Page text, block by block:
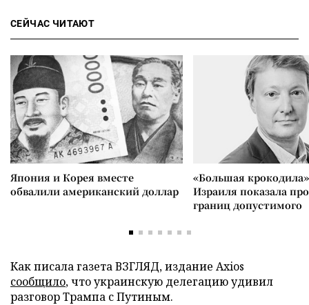
СЕЙЧАС ЧИТАЮТ
Япония и Корея вместе
обвалили американский доллар
«Большая
Израиля показала
границ допустимого
Как писала газета ВЗГЛЯД, издание Axios
сообщило, что украинскую делегацию удивил
разговор Трампа с Путиным.